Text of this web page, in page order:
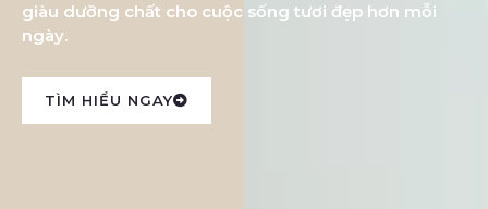
giàu dưỡng chất cho cuộc sống tươi đẹp hơn mỗi
ngày.
TÌM HIỂU NGAY